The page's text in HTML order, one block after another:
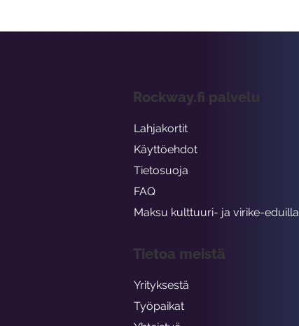
Rockway.fi palvelu
Lahjakortit
Käyttöehdot
Tietosuoja
FAQ
Maksu kulttuuri- ja virike-eduilla
Tietoa meistä
Yrityksestä
Työpaikat